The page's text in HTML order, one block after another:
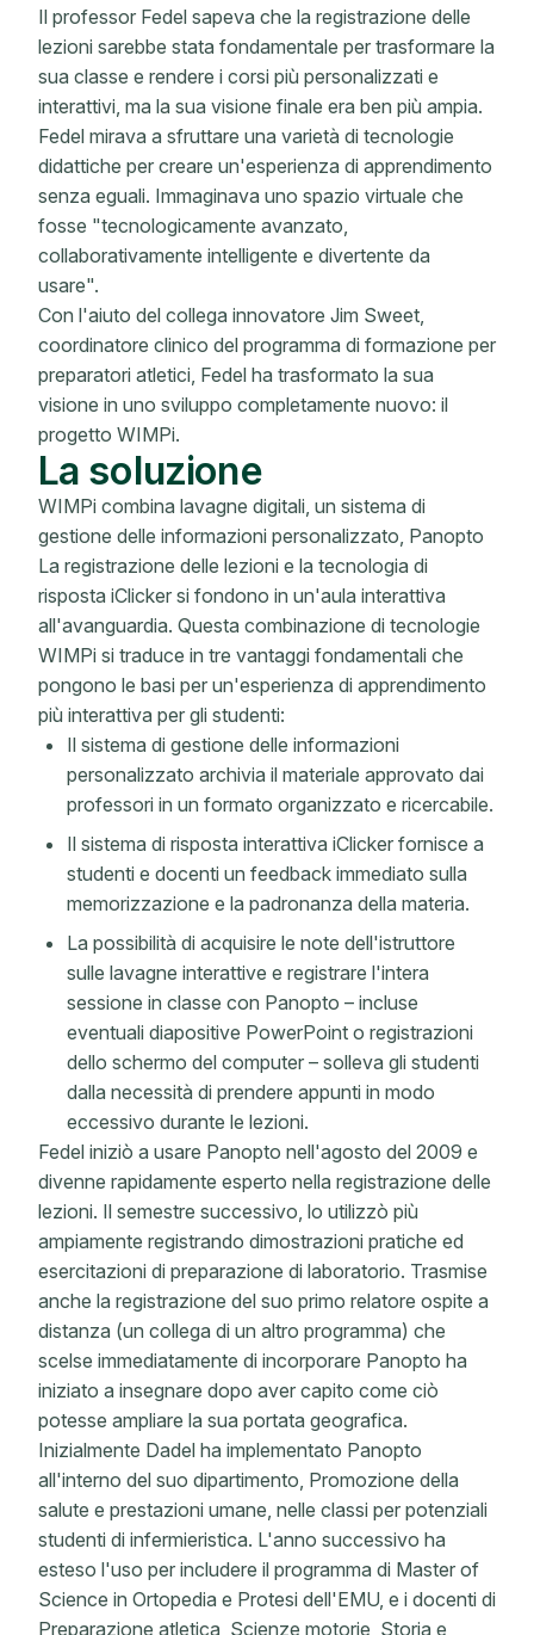
Il professor Fedel sapeva che la registrazione delle
lezioni sarebbe stata fondamentale per trasformare la
sua classe e rendere i corsi più personalizzati e
interattivi, ma la sua visione finale era ben più ampia.
Fedel mirava a sfruttare una varietà di tecnologie
didattiche per creare un'esperienza di apprendimento
senza eguali. Immaginava uno spazio virtuale che
fosse "tecnologicamente avanzato,
collaborativamente intelligente e divertente da
usare".
Con l'aiuto del collega innovatore Jim Sweet,
coordinatore clinico del programma di formazione per
preparatori atletici, Fedel ha trasformato la sua
visione in uno sviluppo completamente nuovo: il
progetto WIMPi.
La soluzione
WIMPi combina lavagne digitali, un sistema di
gestione delle informazioni personalizzato, Panopto
La registrazione delle lezioni e la tecnologia di
risposta iClicker si fondono in un'aula interattiva
all'avanguardia. Questa combinazione di tecnologie
WIMPi si traduce in tre vantaggi fondamentali che
pongono le basi per un'esperienza di apprendimento
più interattiva per gli studenti:
Il sistema di gestione delle informazioni
personalizzato archivia il materiale approvato dai
professori in un formato organizzato e ricercabile.
Il sistema di risposta interattiva iClicker fornisce a
studenti e docenti un feedback immediato sulla
memorizzazione e la padronanza della materia.
La possibilità di acquisire le note dell'istruttore
sulle lavagne interattive e registrare l'intera
sessione in classe con Panopto – incluse
eventuali diapositive PowerPoint o registrazioni
dello schermo del computer – solleva gli studenti
dalla necessità di prendere appunti in modo
eccessivo durante le lezioni.
Fedel iniziò a usare Panopto nell'agosto del 2009 e
divenne rapidamente esperto nella registrazione delle
lezioni. Il semestre successivo, lo utilizzò più
ampiamente registrando dimostrazioni pratiche ed
esercitazioni di preparazione di laboratorio. Trasmise
anche la registrazione del suo primo relatore ospite a
distanza (un collega di un altro programma) che
scelse immediatamente di incorporare Panopto ha
iniziato a insegnare dopo aver capito come ciò
potesse ampliare la sua portata geografica.
Inizialmente Dadel ha implementato Panopto
all'interno del suo dipartimento, Promozione della
salute e prestazioni umane, nelle classi per potenziali
studenti di infermieristica. L'anno successivo ha
esteso l'uso per includere il programma di Master of
Science in Ortopedia e Protesi dell'EMU, e i docenti di
Preparazione atletica, Scienze motorie, Storia e